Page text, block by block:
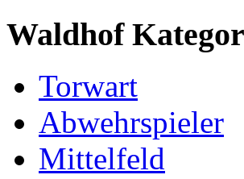
Waldhof
Torwart
Abwehrspieler
Mittelfeld